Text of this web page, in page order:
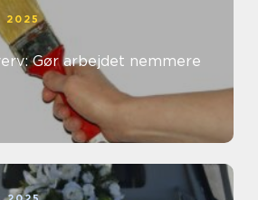
2025
Gør arbejdet nemmere